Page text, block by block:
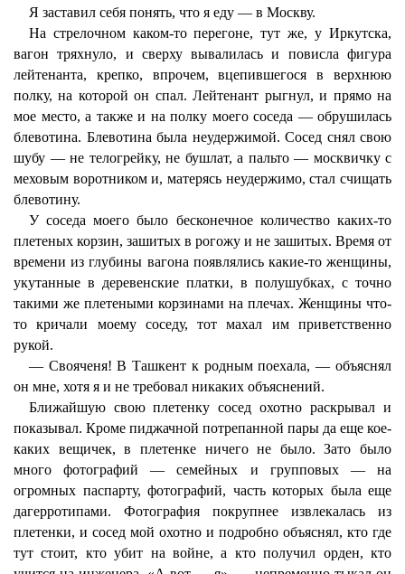
Я заставил себя понять, что я еду — в Москву.
На стрелочном каком-то перегоне, тут же, у Иркутска,
вагон тряхнуло, и сверху вывалилась и повисла фигура
лейтенанта, крепко, впрочем, вцепившегося в верхнюю
полку, на которой он спал. Лейтенант рыгнул, и прямо на
мое место, а также и на полку моего соседа — обрушилась
блевотина. Блевотина была неудержимой. Сосед снял свою
шубу — не телогрейку, не бушлат, а пальто — москвичку с
меховым воротником и, матерясь неудержимо, стал счищать
блевотину.
У соседа моего было бесконечное количество каких-то
плетеных корзин, зашитых в рогожу и не зашитых. Время от
времени из глубины вагона появлялись какие-то женщины,
укутанные в деревенские платки, в полушубках, с точно
такими же плетеными корзинами на плечах. Женщины что-
то кричали моему соседу, тот махал им приветственно
рукой.
— Свояченя! В Ташкент к родным поехала, — объяснял
он мне, хотя я и не требовал никаких объяснений.
Ближайшую свою плетенку сосед охотно раскрывал и
показывал. Кроме пиджачной потрепанной пары да еще кое-
каких вещичек, в плетенке ничего не было. Зато было
много фотографий — семейных и групповых — на
огромных паспарту, фотографий, часть которых была еще
дагерротипами. Фотография покрупнее извлекалась из
плетенки, и сосед мой охотно и подробно объяснял, кто где
тут стоит, кто убит на войне, а кто получил орден, кто